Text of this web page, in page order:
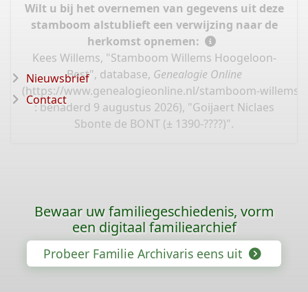
Wilt u bij het overnemen van gegevens uit deze
stamboom alstublieft een verwijzing naar de
herkomst opnemen:
Kees Willems, "Stamboom Willems Hoogeloon-
Best", database, Genealogie Online
(https://www.genealogieonline.nl/stamboom-willems-
: benaderd 9 augustus 2026), "Goijaert Niclaes
Sbonte de BONT (± 1390-????)".
Nieuwsbrief
Contact
Bewaar uw familiegeschiedenis, vorm
een digitaal familiearchief
Probeer Familie Archivaris eens uit